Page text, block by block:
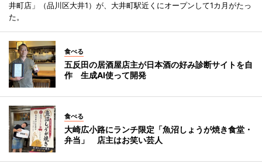
井町店」（品川区大井1）が、大井町駅近くにオープンして1カ月がたっ
た。
食べる
五反田の居酒屋店主が日本酒の好み診断サイトを自
作 生成AI使って開発
食べる
大崎広小路にランチ限定「魚沼しょうが焼き食堂・
弁当」 店主はお笑い芸人